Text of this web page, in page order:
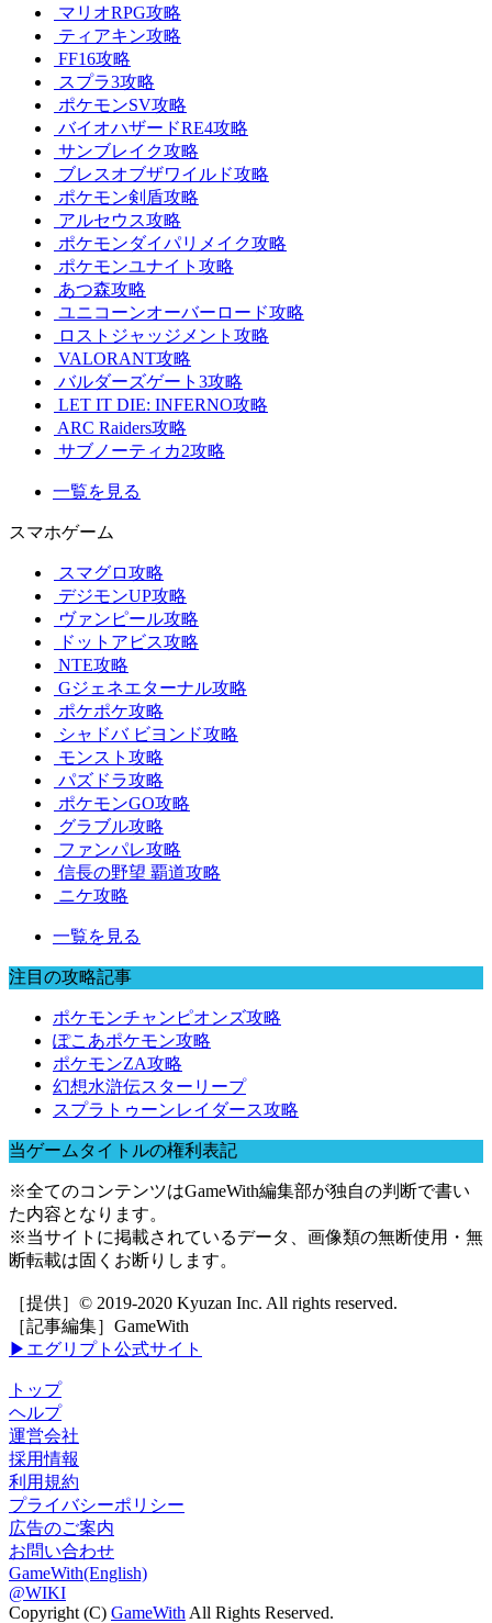
マリオRPG攻略
ティアキン攻略
FF16攻略
スプラ3攻略
ポケモンSV攻略
バイオハザードRE4攻略
サンブレイク攻略
ブレスオブザワイルド攻略
ポケモン剣盾攻略
アルセウス攻略
ポケモンダイパリメイク攻略
ポケモンユナイト攻略
あつ森攻略
ユニコーンオーバーロード攻略
ロストジャッジメント攻略
VALORANT攻略
バルダーズゲート3攻略
LET IT DIE: INFERNO攻略
ARC Raiders攻略
サブノーティカ2攻略
一覧を見る
スマホゲーム
スマグロ攻略
デジモンUP攻略
ヴァンピール攻略
ドットアビス攻略
NTE攻略
Gジェネエターナル攻略
ポケポケ攻略
シャドバ ビヨンド攻略
モンスト攻略
パズドラ攻略
ポケモンGO攻略
グラブル攻略
ファンパレ攻略
信長の野望 覇道攻略
ニケ攻略
一覧を見る
注目の攻略記事
ポケモンチャンピオンズ攻略
ぽこあポケモン攻略
ポケモンZA攻略
幻想水滸伝スターリープ
スプラトゥーンレイダース攻略
当ゲームタイトルの権利表記
※全てのコンテンツはGameWith編集部が独自の判断で書い
た内容となります。
※当サイトに掲載されているデータ、画像類の無断使用・無
断転載は固くお断りします。
［提供］© 2019-2020 Kyuzan Inc. All rights reserved.
［記事編集］GameWith
▶エグリプト公式サイト
トップ
ヘルプ
運営会社
採用情報
利用規約
プライバシーポリシー
広告のご案内
お問い合わせ
GameWith(English)
@WIKI
Copyright (C) GameWith All Rights Reserved.